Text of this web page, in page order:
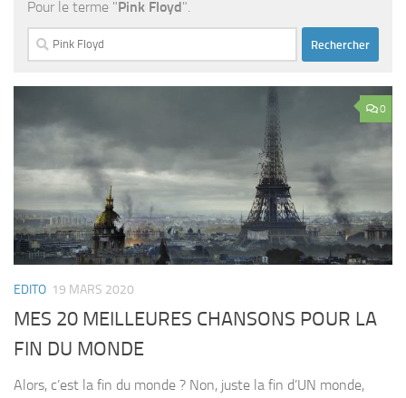
Pour le terme "Pink Floyd".
Rechercher :
0
EDITO 19 MARS 2020
MES 20 MEILLEURES CHANSONS POUR LA
FIN DU MONDE
Alors, c’est la fin du monde ? Non, juste la fin d’UN monde,